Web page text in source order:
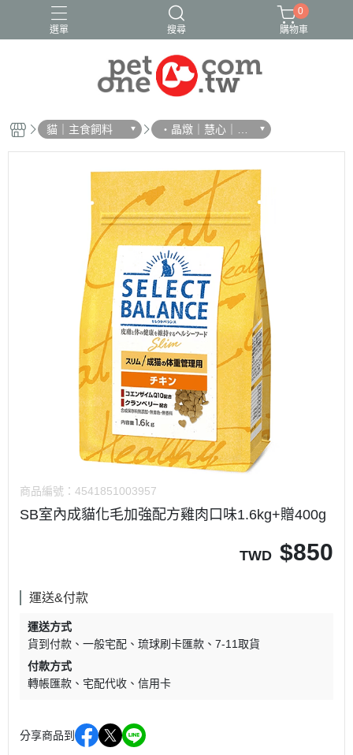
選單 搜尋
0
購物車
貓｜主食飼料
・晶燉｜慧心｜SE
LECT BALANCE
商品編號： 4541851003957
SB室內成貓化毛加強配方雞肉口味1.6kg+贈400g
TWD $850
運送&付款
運送方式
貨到付款
一般宅配 琉球刷卡匯款
7-11取貨
付款方式
轉帳匯款
宅配代收 信用卡
分享商品到